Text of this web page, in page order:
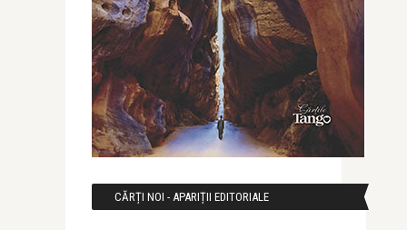
CĂRȚI NOI - APARIȚII EDITORIALE